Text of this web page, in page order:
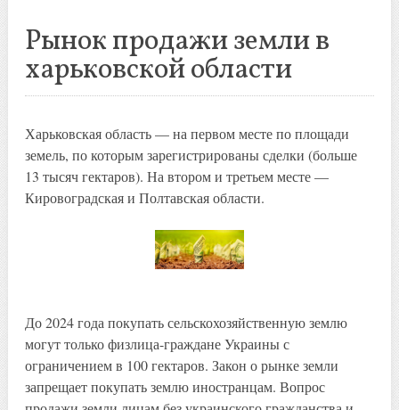
Рынок продажи земли в
харьковской области
Харьковская область — на первом месте по площади
земель, по которым зарегистрированы сделки (больше
13 тысяч гектаров). На втором и третьем месте —
Кировоградская и Полтавская области.
До 2024 года покупать сельскохозяйственную землю
могут только физлица-граждане Украины с
ограничением в 100 гектаров. Закон о рынке земли
запрещает покупать землю иностранцам. Вопрос